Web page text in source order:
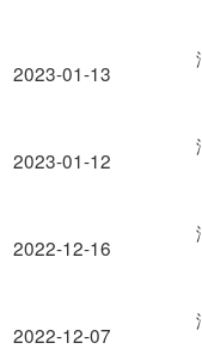
2023-01-13
2023-01-12
2022-12-16
2022-12-07